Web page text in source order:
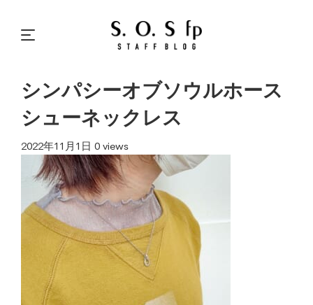
シンパシーオブソウルホース
シューネックレス
2022年11月1日 0 views